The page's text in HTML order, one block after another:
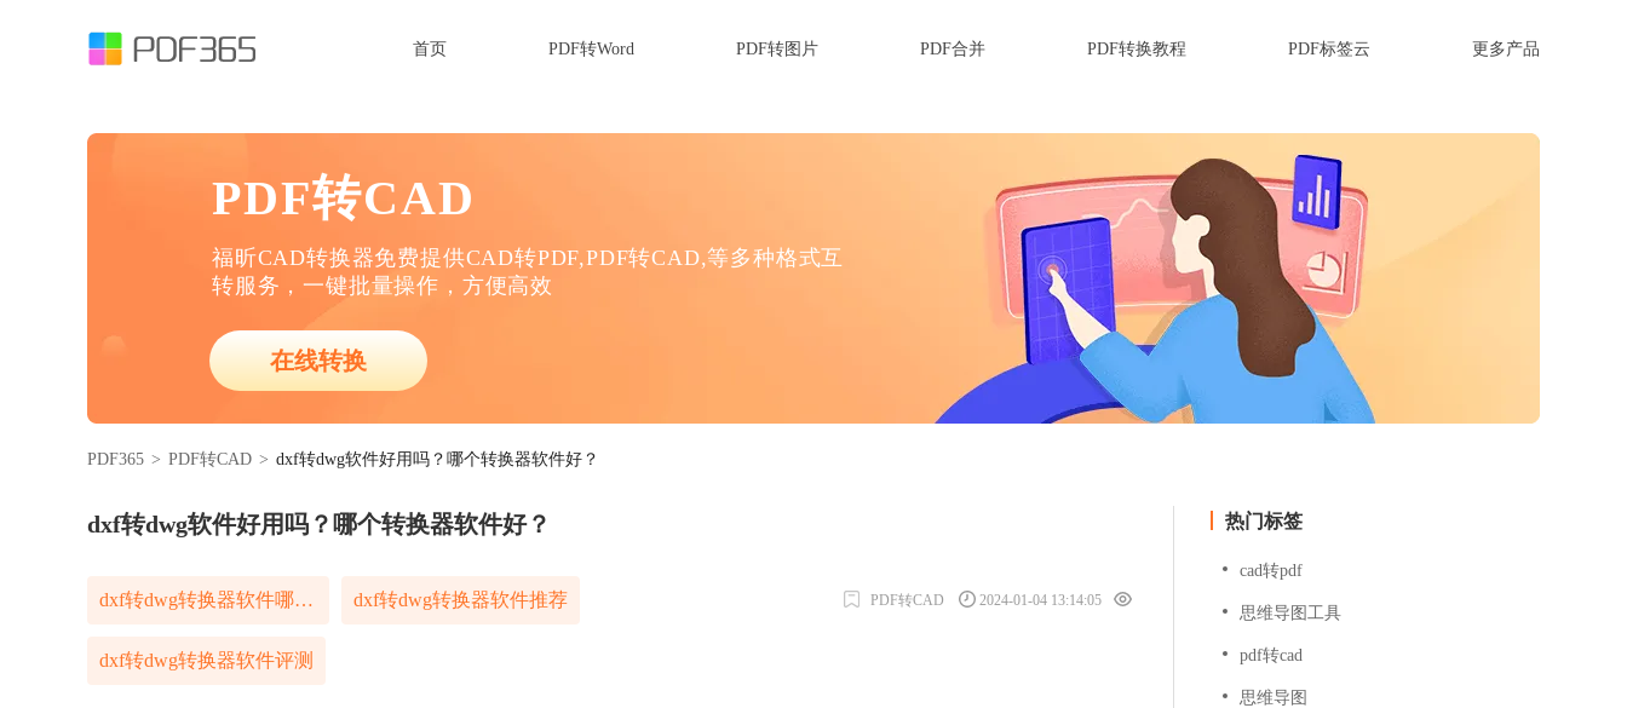
首页 PDF转Word PDF转图片 PDF合并 PDF转换教程 PDF标签云 更多产品
PDF转CAD
福昕CAD转换器免费提供CAD转PDF,PDF转CAD,等多种格式互
转服务，一键批量操作，方便高效
在线转换
PDF365 > PDF转CAD > dxf转dwg软件好用吗？哪个转换器软件好？
dxf转dwg软件好用吗？哪个转换器软件好？
dxf转dwg转换器软件哪个好 dxf转dwg转换器软件推荐
dxf转dwg转换器软件评测
PDF转CAD 2024-01-04 13:14:05
热门标签
cad转pdf
思维导图工具
pdf转cad
思维导图